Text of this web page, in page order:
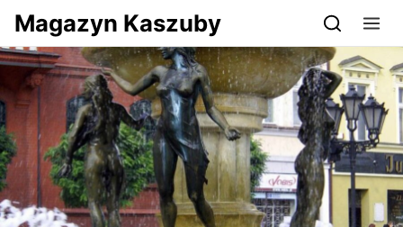
Przejdź do serwisu magazynkaszuby.pl
Magazyn Kaszuby